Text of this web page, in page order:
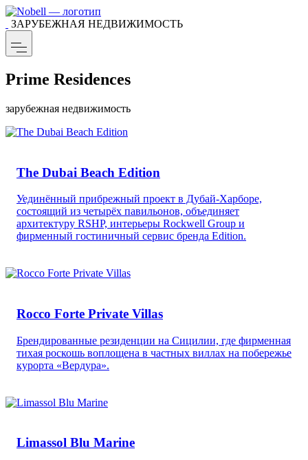
ЗАРУБЕЖНАЯ НЕДВИЖИМОСТЬ
Prime Residences
зарубежная недвижимость
The Dubai Beach Edition
Уединённый прибрежный проект в Дубай-Харборе,
состоящий из четырёх павильонов, объединяет
архитектуру RSHP, интерьеры Rockwell Group и
фирменный гостиничный сервис бренда Edition.
Rocco Forte Private Villas
Брендированные резиденции на Сицилии, где фирменная
тихая роскошь воплощена в частных виллах на побережье
курорта «Вердура».
Limassol Blu Marine